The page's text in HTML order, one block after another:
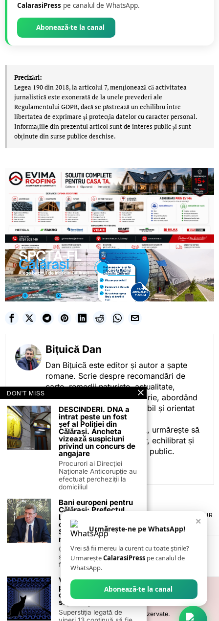
CalarasiPress pe canalul de WhatsApp.
Abonează-te la canal
Precizări:
Legea 190 din 2018, la articolul 7, menţionează că activitatea
jurnalistică este exonerată de la unele prevederi ale
Regulamentului GDPR, dacă se păstrează un echilibru între
libertatea de exprimare şi protecţia datelor cu caracter personal.
Informațiile din prezentul articol sunt de interes public și sunt
obținute din surse publice deschise.
Bițuică Dan
Dan Bițuică este editor și autor a șapte
romane. Scrie despre recomandări de
carte, remedii naturiste, actualitate,
cotidian politic, sport și istorie, abordând
subiectele într-un stil accesibil și orientat
spre informare.
Prin activitatea sa editorială, urmărește să
ofere cititorilor conținut clar, echilibrat și
relevant, adaptat interesului public.
TERMENI ȘI CONDIȚII
POLITICA DE ANULARE & RETUR
PUBLICITATE ONLINE & TIPĂRITĂ
CONTACT
ZIARUL ANUNȚUL CĂLĂRĂȘEAN
© 2026- Toate drepturile sunt rezervate.
×
Urmărește-ne pe WhatsApp!
Vrei să fii mereu la curent cu toate știrile?
UrmareșteCalarasiPress pe canalul de
WhatsApp.
Abonează-te la canal
DON'T MISS
DESCINDERI. DNA a
intrat peste un fost
șef al Poliției din
Călărași. Ancheta
vizează suspiciuni
privind un concurs de
angajare
Procurori ai Direcției
Naționale Anticorupție au
efectuat percheziții la
domiciliul
Bani europeni pentru
Călărași: Prefectul
Laurențiu State anunță
colaborarea cu ADR
Sud-Muntenia pentru
noi finanțări
Călărașul se pregătește
să intre pe harta
finanțărilor europene, cu
Vineri 13 – De ce
persistă una dintre
cele mai cunoscute
superstiții
Superstiția legată de